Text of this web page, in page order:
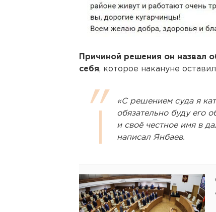
Причиной решения он назвал
себя, которое накануне
«С решением суда я
обязательно буду его
и своё честное имя в
написал Янбаев.